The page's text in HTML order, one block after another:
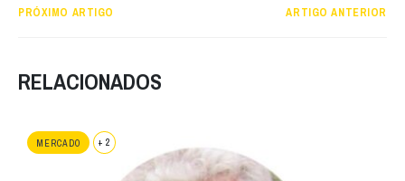
PRÓXIMO ARTIGO ARTIGO ANTERIOR
RELACIONADOS
MERCADO + 2